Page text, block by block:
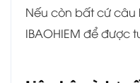
Nếu còn bất cứ câu
IBAOHIEM để được